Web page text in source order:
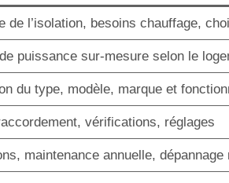
de l’isolation, besoins chauffage,
puissance sur-mesure selon le
du type, modèle, marque et
vérifications, réglages
maintenance annuelle, dépannage